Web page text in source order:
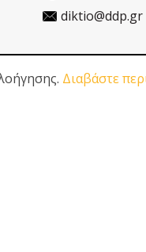
diktio@ddp.gr
Διαβάστε